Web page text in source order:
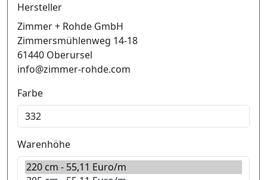
Hersteller
Zimmer + Rohde GmbH
Zimmersmühlenweg 14-18
61440 Oberursel
info@zimmer-rohde.com
Farbe
Warenhöhe